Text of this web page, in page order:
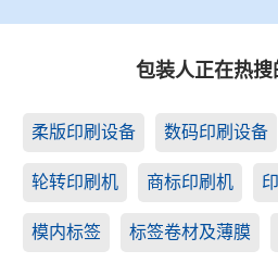
包装人正在热
柔版印刷设备 数码印刷设备
轮转印刷机 商标印刷机
模内标签 标签卷材及薄膜